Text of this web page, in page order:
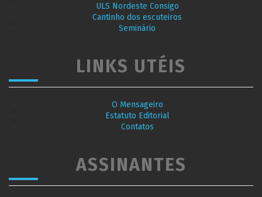
ULS Nordeste Consigo
Cantinho dos escuteiros
Seminário
LINKS UTÉIS
O Mensageiro
Estatuto Editorial
Contatos
ASSINANTES